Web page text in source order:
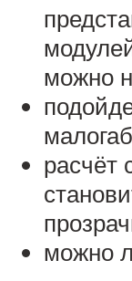
можно
расчёт
можно